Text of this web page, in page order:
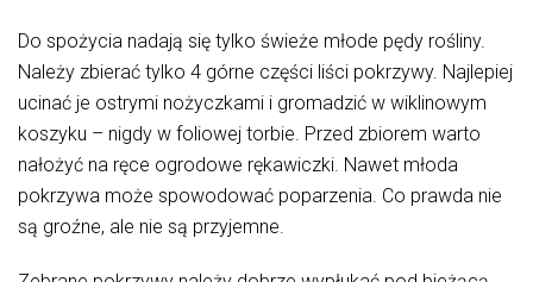
Do spożycia nadają się tylko świeże młode pędy rośliny.
Należy zbierać tylko 4 górne części liści pokrzywy. Najlepiej
ucinać je ostrymi nożyczkami i gromadzić w wiklinowym
koszyku – nigdy w foliowej torbie. Przed zbiorem warto
nałożyć na ręce ogrodowe rękawiczki. Nawet młoda
pokrzywa może spowodować poparzenia. Co prawda nie
są groźne, ale nie są przyjemne.